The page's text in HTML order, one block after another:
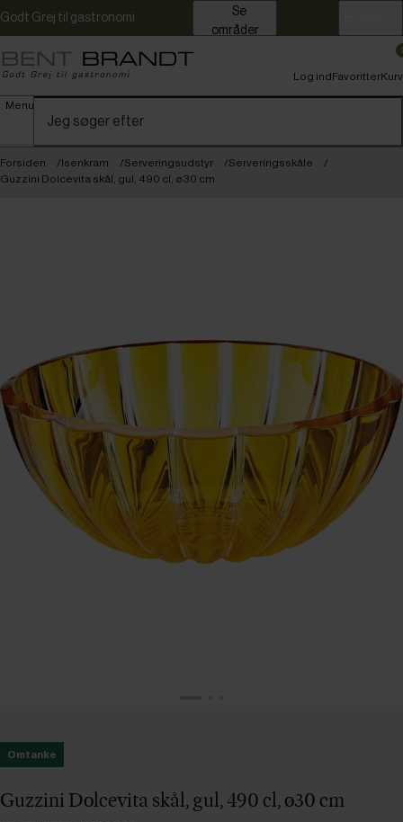
Godt Grej til gastronomi
områder
Menu
Log indFavoritterKurv
Forsiden Isenkram Serveringsudstyr
Serveringsskåle
Guzzini Dolcevita skål, gul, 490 cl, ø30 cm
Omtanke
Guzzini Dolcevita skål, gul, 490 cl, ø30 cm